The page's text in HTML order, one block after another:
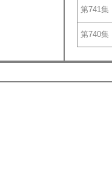
第741集
第740集